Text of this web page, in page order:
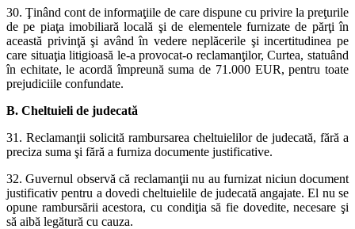
30. Ţinând cont de informaţiile de care dispune cu privire la preţurile
de pe piaţa imobiliară locală şi de elementele furnizate de părţi în
această privinţă şi având în vedere neplăcerile şi incertitudinea pe
care situaţia litigioasă le-a provocat-o reclamanţilor, Curtea, statuând
în echitate, le acordă împreună suma de 71.000 EUR, pentru toate
prejudiciile confundate.
B. Cheltuieli de judecată
31. Reclamanţii solicită rambursarea cheltuielilor de judecată, fără a
preciza suma şi fără a furniza documente justificative.
32. Guvernul observă că reclamanţii nu au furnizat niciun document
justificativ pentru a dovedi cheltuielile de judecată angajate. El nu se
opune rambursării acestora, cu condiţia să fie dovedite, necesare şi
să aibă legătură cu cauza.